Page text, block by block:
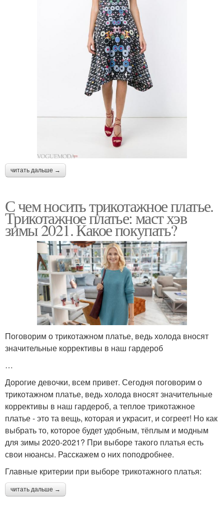
читать дальше →
С чем носить трикотажное платье.
Трикотажное платье: маст хэв
зимы 2021. Какое покупать?
Поговорим о трикотажном платье, ведь холода вносят
значительные коррективы в наш гардероб
…
Дорогие девочки, всем привет. Сегодня поговорим о
трикотажном платье, ведь холода вносят значительные
коррективы в наш гардероб, а теплое трикотажное
платье - это та вещь, которая и украсит, и согреет! Но как
выбрать то, которое будет удобным, тёплым и модным
для зимы 2020-2021? При выборе такого платья есть
свои нюансы. Расскажем о них поподробнее.
Главные критерии при выборе трикотажного платья:
читать дальше →